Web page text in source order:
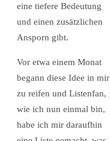
eine tiefere Bedeutung
und einen zusätzlichen
Ansporn gibt.
Vor etwa einem Monat
begann diese Idee in mir
zu reifen und Listenfan,
wie ich nun einmal bin,
habe ich mir daraufhin